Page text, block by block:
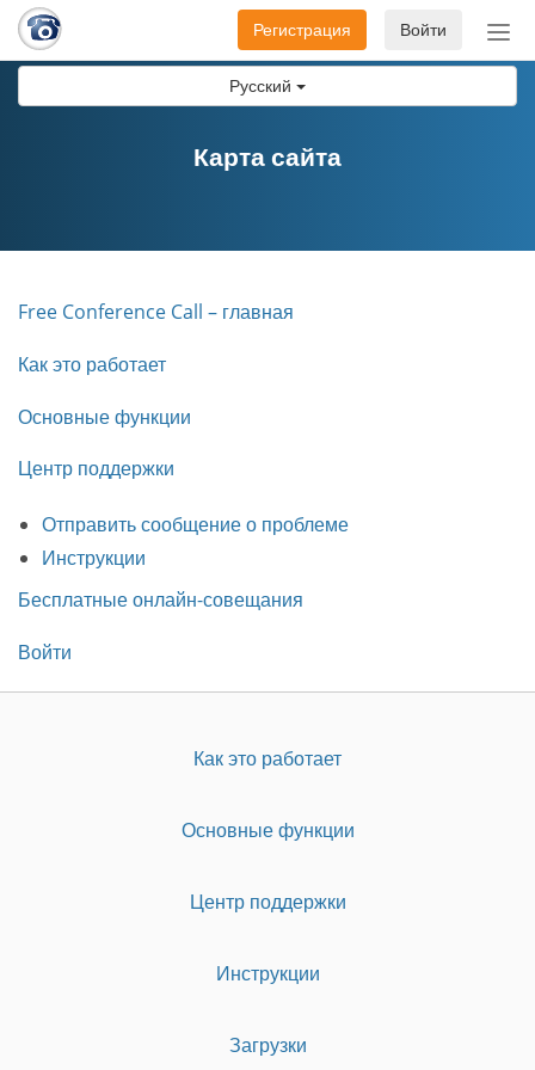
Русский
Войти
Регистрация
Карта сайта
Free Conference Call – главная
Как это работает
Основные функции
Центр поддержки
Отправить сообщение о проблеме
Инструкции
Бесплатные онлайн-совещания
Войти
Как это работает
Основные функции
Центр поддержки
Инструкции
Загрузки